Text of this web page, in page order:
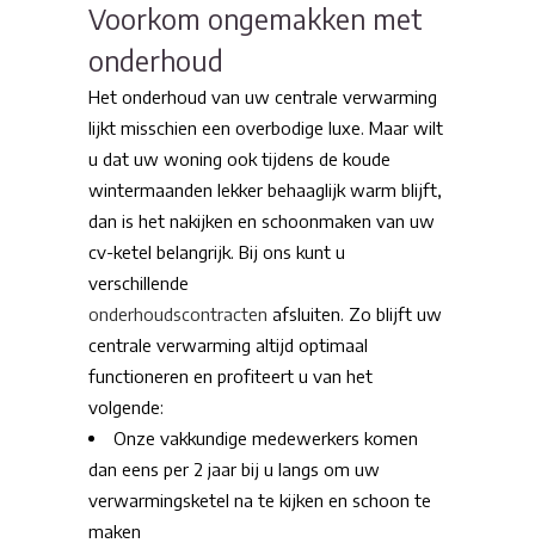
Voorkom ongemakken met
onderhoud
Het onderhoud van uw centrale verwarming
lijkt misschien een overbodige luxe. Maar wilt
u dat uw woning ook tijdens de koude
wintermaanden lekker behaaglijk warm blijft,
dan is het nakijken en schoonmaken van uw
cv-ketel belangrijk. Bij ons kunt u
verschillende
onderhoudscontracten afsluiten. Zo blijft uw
centrale verwarming altijd optimaal
functioneren en profiteert u van het
volgende:
Onze vakkundige medewerkers komen
dan eens per 2 jaar bij u langs om uw
verwarmingsketel na te kijken en schoon te
maken